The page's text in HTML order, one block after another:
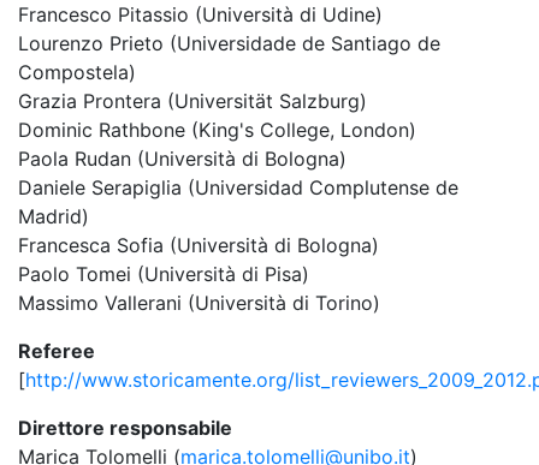
Francesco Pitassio (Università di Udine)
Lourenzo Prieto (Universidade de Santiago de
Compostela)
Grazia Prontera (Universität Salzburg)
Dominic Rathbone (King's College, London)
Paola Rudan (Università di Bologna)
Daniele Serapiglia (Universidad Complutense de
Madrid)
Francesca Sofia (Università di Bologna)
Paolo Tomei (Università di Pisa)
Massimo Vallerani (Università di Torino)
Referee
[http://www.storicamente.org/
Direttore responsabile
Marica Tolomelli (marica.tolomelli@unibo.it)